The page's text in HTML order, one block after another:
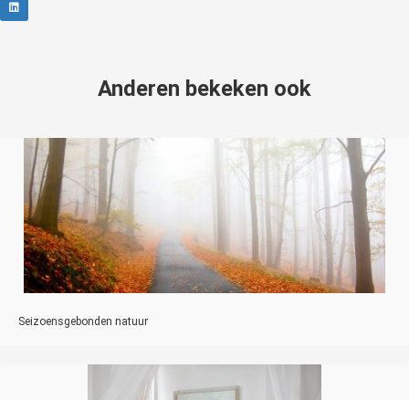
Anderen bekeken ook
Seizoensgebonden natuur